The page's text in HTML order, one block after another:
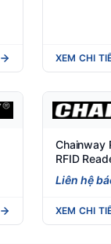
XEM CHI
Chainway
RFID
RFID
Liên hệ
XEM CHI